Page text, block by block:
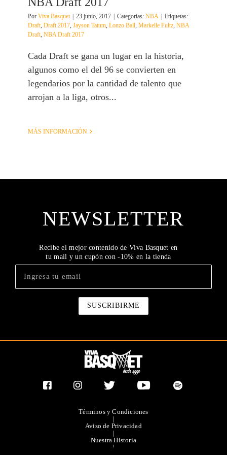
Por Viva Basquet 23 junio, 2017 Categorías: NBA
Etiquetas:
Draft, Draft 2017, Jayson Tatum, Lonzo Ball, Markelle Fultz, NBA
Draft, NBA Draft 2017
Cada Draft se gana un lugar en la historia,
algunos como el del 96 se convierten en
legendarios por la cantidad de talento que
arrojan a la liga, otros...
MÁS INFORMACIÓN
NEWSLETTER
Recibe el mejor contenido de Viva Basquet en
tu mail y un cupón con -10% en la tienda
Términos y Condiciones
|
Aviso de Privacidad
|
Nuestra Historia
|